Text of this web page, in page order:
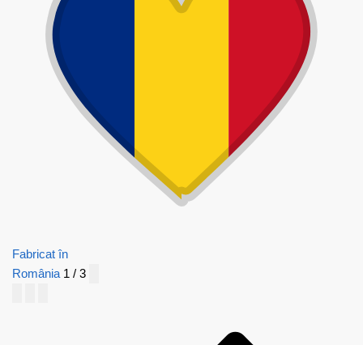
Fabricat în
România 1 / 3